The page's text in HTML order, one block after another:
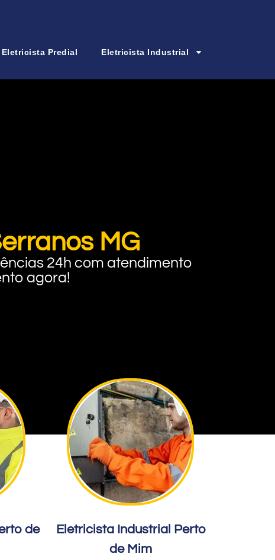
Eletricista Predial Eletricista Industrial
MG
24h com atendimento
agora!
de
Eletricista Industrial Perto
de Mim